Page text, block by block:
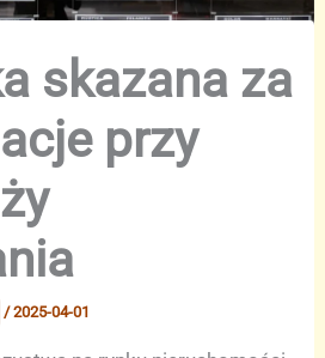
skazana za
przy
/2025-04-01